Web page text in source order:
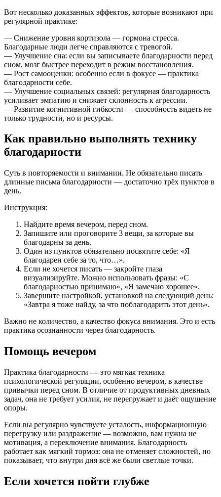
Вот несколько доказанных эффектов, которые возникают при
регулярной практике:
― Снижение уровня кортизола — гормона стресса.
Благодарные люди легче справляются с тревогой.
― Улучшение сна: если вы записываете благодарности перед
сном, мозг быстрее переходит в режим восстановления.
― Рост самооценки: особенно если в фокусе — практика
благодарности себе.
― Улучшение социальных связей: регулярная благодарность
усиливает эмпатию и снижает склонность к агрессии.
― Развитие когнитивной гибкости — способность видеть не
только трудности, но и ресурсы.
Как правильно выполнять технику
благодарности
Суть в повторяемости и внимании. Не обязательно писать
длинные письма благодарности — достаточно трёх пунктов в
день.
Инструкция:
Найдите время вечером, перед сном.
Запишите или проговорите 3 вещи, за которые вы
благодарны за день.
Один из пунктов обязательно посвятите себе: «Я
благодарен себе за то, что…».
Если не хочется писать — закройте глаза
визуализируйте. Можно использовать фразы: «С
благодарностью принимаю», «Я замечаю хорошее».
Завершите настройкой, установкой на следующий день:
«Завтра я тоже найду, за что поблагодарить этот день».
Важно не количество, а качество фокуса внимания. Это и есть
практика осознанности через благодарность.
Помощь вечером
Практика благодарности — это мягкая техника
психологической регуляции, особенно вечером, в качестве
привычки перед сном. В отличие от продуктивных дневных
задач, она не требует усилия, не перегружает и даёт ощущение
опоры.
Если вы регулярно чувствуете усталость, информационную
перегрузку или раздражение — возможно, вам нужна не
мотивация, а переключение внимания. Благодарность
работает как мягкий тормоз: она не отменяет сложностей, но
показывает, что внутри дня всё же были светлые точки.
Если хочется пойти глубже